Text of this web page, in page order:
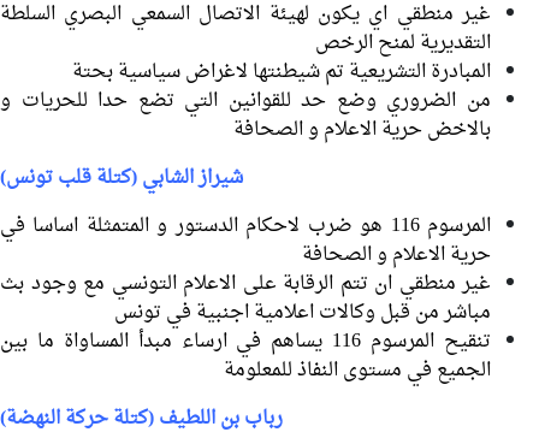
غير منطقي اي يكون لهيئة الاتصال السمعي البصري السلطة
التقديرية لمنح الرخص
المبادرة التشريعية تم شيطنتها لاغراض سياسية بحتة
من الضروري وضع حد للقوانين التي تضع حدا للحريات و
بالاخض حرية الاعلام و الصحافة
شيراز الشابي (كتلة قلب تونس)
المرسوم 116 هو ضرب لاحكام الدستور و المتمثلة اساسا في
حرية الاعلام و الصحافة
غير منطقي ان تتم الرقابة على الاعلام التونسي مع وجود بث
مباشر من قبل وكالات اعلامية اجنبية في تونس
تنقيح المرسوم 116 يساهم في ارساء مبدأ المساواة ما بين
الجميع في مستوى النفاذ للمعلومة
رباب بن اللطيف (كتلة حركة النهضة)